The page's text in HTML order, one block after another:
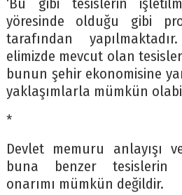
‘Bu gibi tesislerin
yöresinde olduğu gibi
tarafından
elimizde mevcut olan
bunun şehir ekonomisine
yaklaşımlarla mümkün
*
Devlet memuru anlayışı
buna benzer tesislerin
onarımı mümkün değildir.